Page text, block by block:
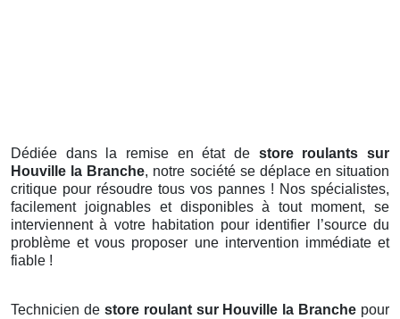
Dédiée dans la remise en état de store roulants sur
Houville la Branche, notre société se déplace en situation
critique pour résoudre tous vos pannes ! Nos spécialistes,
facilement joignables et disponibles à tout moment, se
interviennent à votre habitation pour identifier l’source du
problème et vous proposer une intervention immédiate et
fiable !
Technicien de store roulant sur Houville la Branche pour